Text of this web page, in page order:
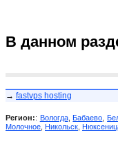
В данном
→ fastvps hosting
Регион:: Вологда,Бабаево ,
Молочное Никольск